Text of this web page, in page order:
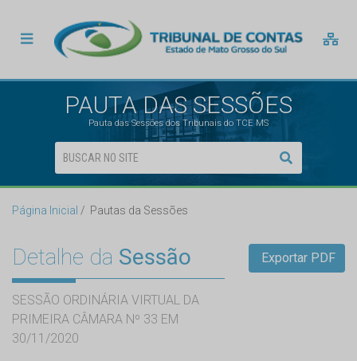
PAUTA DAS SESSÕES
Pauta das Sessões dos Tribunais do TCE MS
Página Inicial Pautas da Sessões
Detalhe da Sessão
SESSÃO ORDINÁRIA VIRTUAL DA
PRIMEIRA CÂMARA Nº 33 EM
30/11/2020
Exportar PDF